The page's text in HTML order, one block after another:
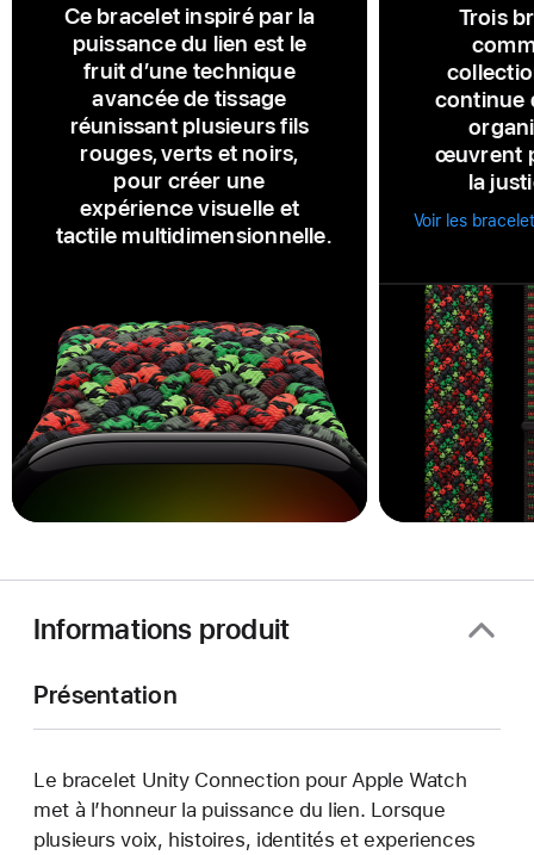
Ce bracelet inspiré par la
puissance du lien est le
fruit d’une technique
avancée de tissage
réunissant plusieurs fils
rouges, verts et noirs,
pour créer une
expérience visuelle et
tactile multidimensionnelle.
Trois
continue
œuvrent
la
Voir les
Informations produit
Présentation
Le bracelet Unity Connection pour Apple Watch
met à l’honneur la puissance du lien. Lorsque
plusieurs voix, histoires, identités et experiences